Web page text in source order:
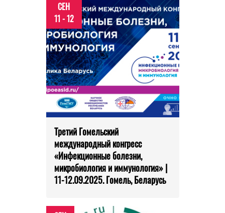
СЕН
11 - 12
Третий Гомельский
международный конгресс
«Инфекционные болезни,
микробиология и иммунология» |
11-12.09.2025. Гомель, Беларусь